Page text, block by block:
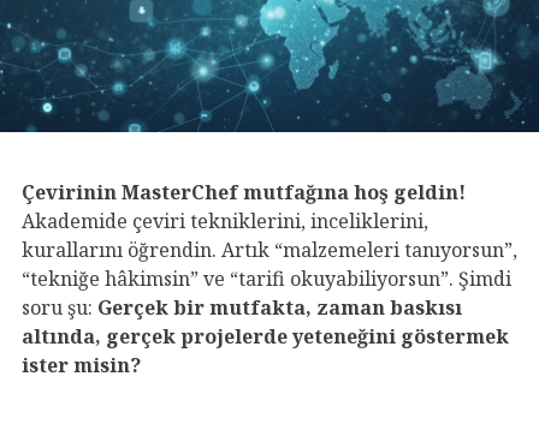
Çevirinin MasterChef mutfağına hoş geldin!
Akademide çeviri tekniklerini, inceliklerini,
kurallarını öğrendin. Artık “malzemeleri tanıyorsun”,
“tekniğe hâkimsin” ve “tarifi okuyabiliyorsun”. Şimdi
soru şu: Gerçek bir mutfakta, zaman baskısı
altında, gerçek projelerde yeteneğini göstermek
ister misin?